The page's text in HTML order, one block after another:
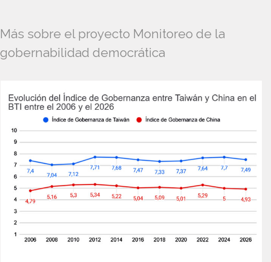
Más sobre el proyecto Monitoreo de la
gobernabilidad democrática